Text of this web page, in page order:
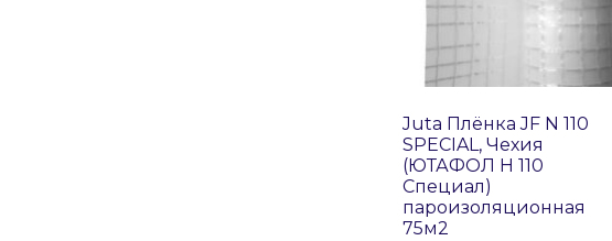
Juta Плёнка JF N 110
SPECIAL, Чехия
(ЮТАФОЛ Н 110
Специал)
пароизоляционная
75м2